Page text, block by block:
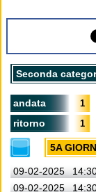
Seconda
andata 1
ritorno 1
5A
09-02-2025
09-02-2025